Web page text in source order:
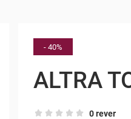
- 40%
ALTRA
0 rever